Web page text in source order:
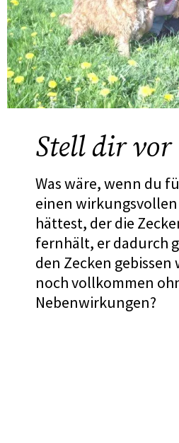
Stell dir vor
Was wäre, wenn du
einen
hättest, der die
fernhält, er dadurch
den Zecken
noch vollkommen
Nebenwirkungen?